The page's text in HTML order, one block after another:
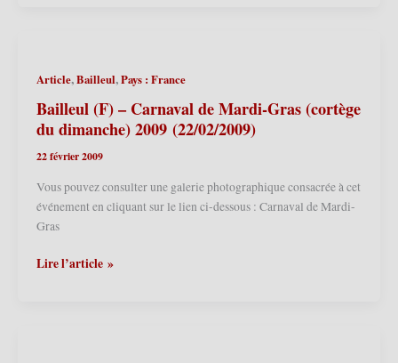
2010
(14/02/2010)
Article,Bailleul,Pays : France
Bailleul (F) – Carnaval de Mardi-Gras (cortège
du dimanche) 2009 (22/02/2009)
22 février 2009
Vous pouvez consulter une galerie photographique consacrée à cet
événement en cliquant sur le lien ci-dessous : Carnaval de Mardi-
Gras
Bailleul
Lire l’article »